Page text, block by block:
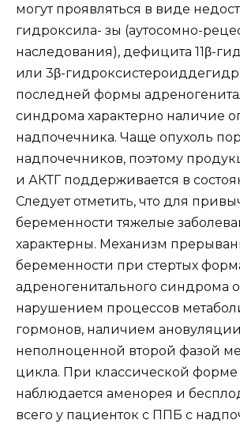
могут проявляться в виде
гидроксила- зы (аутосомно-
наследования), дефицита 11β-
или 3β-
последней формы
синдрома характерно наличие
надпочечника. Чаще опухоль
надпочечников, поэтому
и АКТГ поддерживается в
Следует отметить, что для
беременности тяжелые
характерны. Механизм
беременности при стертых
адреногенитального синдрома
нарушением процессов
гормонов, наличием
неполноценной второй фазой
цикла. При классической форме
наблюдается аменорея и
всего у пациенток с ППБ с